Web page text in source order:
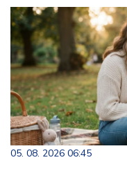
05. 08. 2026 06:45